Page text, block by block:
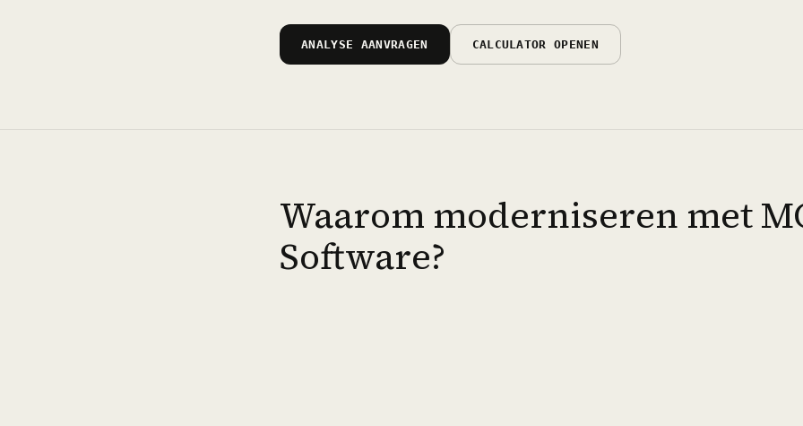
ANALYSE AANVRAGEN CALCULATOR OPENEN
Waarom moderniseren met
Software?